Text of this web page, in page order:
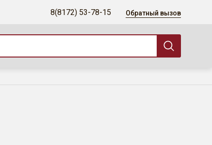
8(8172) 53-78-15 Обратный вызов